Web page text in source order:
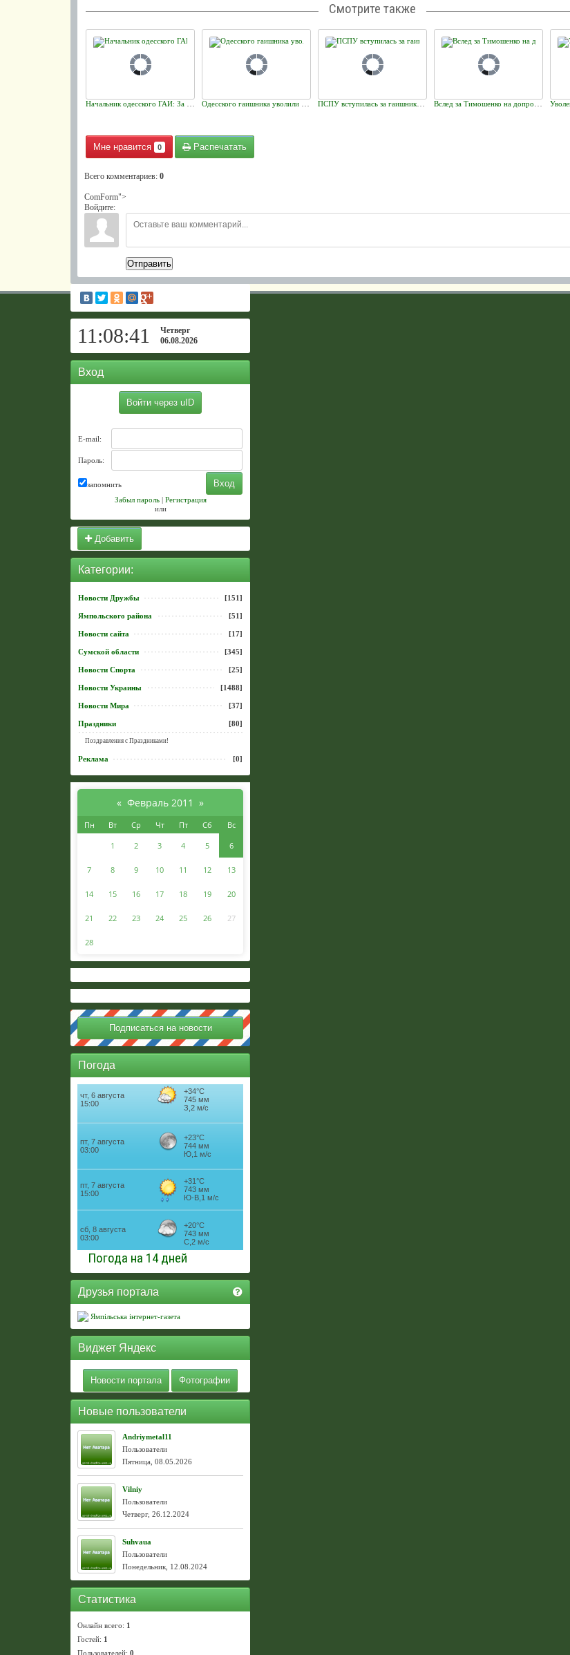
Смотрите также
Начальник одесского ГАИ: За неуважение к госязыку инспектор Швец может быть уволен Одесского гаишника уволили за "телячий язык" ПСПУ вступилась за гаишника, назвавшего украинский язык "телячьим" Вслед за Тимошенко на допрос в Генпрокуратуру привезли Корнийчука
Мне нравится 0 Распечатать
Всего комментариев: 0
ComForm">
Войдите:
Отправить
11:08:42
Четверг
06.08.2026
Вход
Войти через uID
E-mail:
Пароль:
запомнить
Забыл пароль| Регистрация
или
Добавить
Категории:
Новости Дружбы [151]
Ямпольского района [51]
Новости сайта [17]
Сумской области [345]
Новости Спорта [25]
Новости Украины [1488]
Новости Мира [37]
Праздники [80]
Поздравления с Праздниками!
Реклама [0]
« Февраль 2011 »
Пн Вт Ср Чт Пт Сб
Вс
1
2 3 4 5 6
7 8 9 10 11 12 13
14 15 16 17 18 19 20
21 22 23 24 25 26 27
28
Погода
Погода на 14 дней
Друзья портала
Ямпільська інтернет-газета
Виджет Яндекс
Новости портала Фотографии
Новые пользователи
Andriymetal11
Пользователи
Пятница, 08.05.2026
Vilniy
Пользователи
Четверг, 26.12.2024
Suhvaua
Пользователи
Понедельник, 12.08.2024
Статистика
Онлайн всего: 1
Гостей: 1
Пользователей: 0